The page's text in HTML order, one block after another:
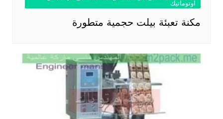
اوتوماتيك
مكنة تعبئة بيلت حجمية متطورة